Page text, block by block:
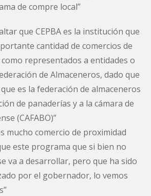
de compre local”
que CEPBA es la institución que
cantidad de comercios de
representados a entidades o
de Almaceneros, dado que
es la federación de almaceneros
de panaderías y a la cámara de
(CAFABO)”
mucho comercio de proximidad
este programa que si bien no
va a desarrollar, pero que ha sido
por el gobernador, lo vemos